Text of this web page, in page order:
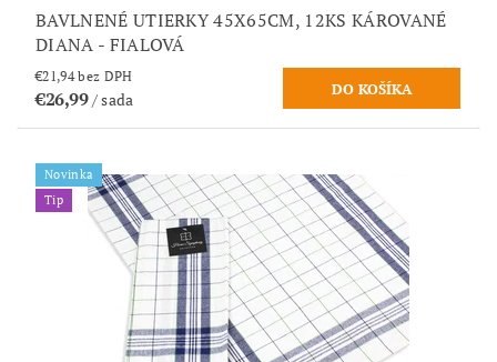
BAVLNENÉ UTIERKY 45X65CM, 12KS KÁROVANÉ
DIANA - FIALOVÁ
€21,94 bez DPH
€26,99/ sada
Novinka
Tip